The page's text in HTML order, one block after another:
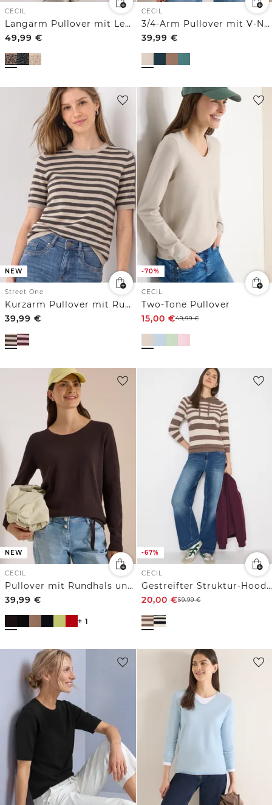
CECIL
Langarm Pullover mit Leo-Jacquard-Muster
49,99 €
CECIL
3/4-Arm Pullover mit V-Neck und Strukturfront
39,99 €
NEW
Street One
Kurzarm Pullover mit Rundhals und Streifen
39,99 €
-70%
CECIL
Two-Tone Pullover
15,00 €49,99€
NEW
CECIL
Pullover mit Rundhals und Struktur
39,99 €
+ 1
-67%
CECIL
Gestreifter Struktur-Hoodie
20,00 €59,99€